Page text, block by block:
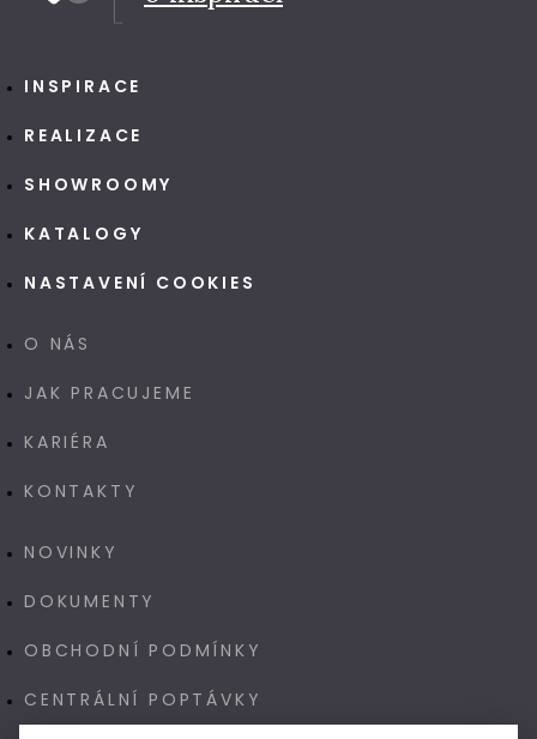
INSPIRACE
REALIZACE
SHOWROOMY
KATALOGY
NASTAVENÍ COOKIES
O NÁS
JAK PRACUJEME
KARIÉRA
KONTAKTY
NOVINKY
DOKUMENTY
OBCHODNÍ PODMÍNKY
CENTRÁLNÍ POPTÁVKY